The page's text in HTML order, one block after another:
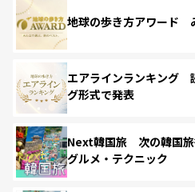
地球の歩き方アワード
エアラインランキング
グ形式で発表
Next韓国旅 次の韓国旅
グルメ・テクニック